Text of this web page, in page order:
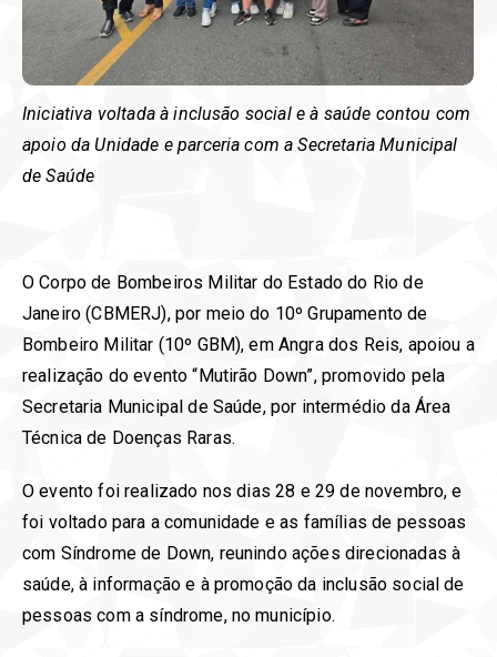
Iniciativa voltada à inclusão social e à saúde contou com
apoio da Unidade e parceria com a Secretaria Municipal
de Saúde
O Corpo de Bombeiros Militar do Estado do Rio de
Janeiro (CBMERJ), por meio do 10º Grupamento de
Bombeiro Militar (10º GBM), em Angra dos Reis, apoiou a
realização do evento “Mutirão Down”, promovido pela
Secretaria Municipal de Saúde, por intermédio da Área
Técnica de Doenças Raras.
O evento foi realizado nos dias 28 e 29 de novembro, e
foi voltado para a comunidade e as famílias de pessoas
com Síndrome de Down, reunindo ações direcionadas à
saúde, à informação e à promoção da inclusão social de
pessoas com a síndrome, no município.